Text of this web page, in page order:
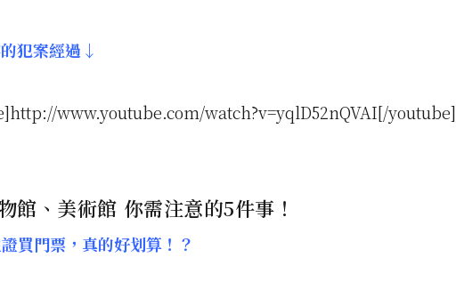
犯案經過↓
www.youtube.com/watch?v=yqlD52nQVAI[/youtube]
館、美術館 你需注意的5件事！
買門票，真的好划算！？